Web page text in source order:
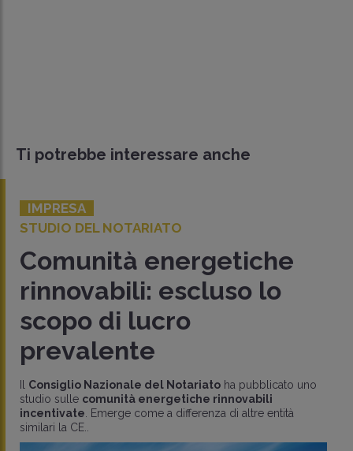
Ti potrebbe interessare anche
IMPRESA
STUDIO DEL NOTARIATO
Comunità energetiche
rinnovabili: escluso lo
scopo di lucro
prevalente
Il Consiglio Nazionale del Notariato ha pubblicato uno
studio sulle comunità energetiche rinnovabili
incentivate. Emerge come a differenza di altre entità
similari la CE..